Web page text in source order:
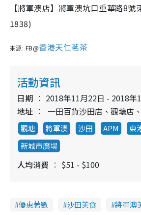
【將軍澳店】將軍澳坑口重華路8
1838)
來源: FB@香港天仁茗茶
活動資訊
日期
2018年11月22日 - 2018年
地址
一田百貨沙田店、觀塘店
觀塘 將軍澳 沙田 APM
東
新城市廣場
人均消費 $51 - $100
優惠著數 沙田美食 將軍澳